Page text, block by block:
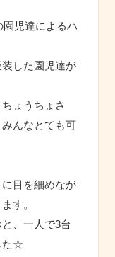
児達によるハ
した園児達が
ょうちょさ
んなとても可
目を細めなが
す。
、一人で3台
た☆